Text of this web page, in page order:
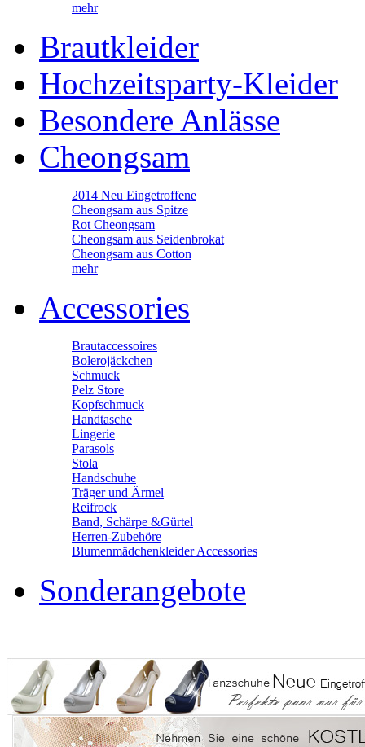
mehr
Brautkleider
Hochzeitsparty-Kleider
Besondere Anlässe
Cheongsam
2014 Neu Eingetroffene
Cheongsam aus Spitze
Rot Cheongsam
Cheongsam aus Seidenbrokat
Cheongsam aus Cotton
mehr
Accessories
Brautaccessoires
Bolerojäckchen
Schmuck
Pelz Store
Kopfschmuck
Handtasche
Lingerie
Parasols
Stola
Handschuhe
Träger und Ärmel
Reifrock
Band, Schärpe &Gürtel
Herren-Zubehöre
Blumenmädchenkleider Accessories
Sonderangebote